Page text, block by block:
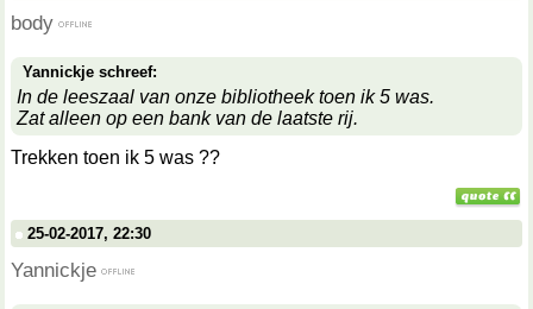
body
Yannickje schreef:
In de leeszaal van onze bibliotheek toen ik 5 was.
Zat alleen op een bank van de laatste rij.
Trekken toen ik 5 was ??
25-02-2017, 22:30
Yannickje